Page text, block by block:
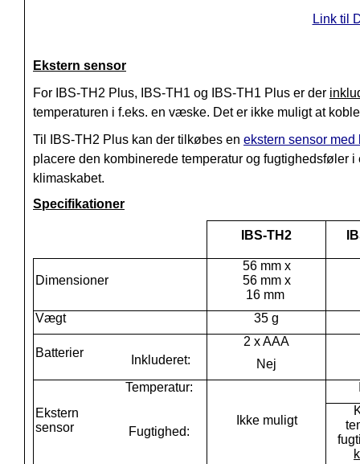
Link til
Ekstern sensor
For IBS-TH2 Plus, IBS-TH1 og IBS-TH1 Plus er der
temperaturen i f.eks. en væske. Det er ikke muligt at
Til IBS-TH2 Plus kan der tilkøbes en ekstern sensor med
placere den kombinerede temperatur og fugtighedsføler
klimaskabet.
Specifikationer
IBS-TH2
Dimensioner
56 mm x
56 mm x
16 mm
Vægt
35 g
Batterier
Inkluderet:
2 x AAA
Nej
Ekstern
sensor
Temperatur:
Ikke muligt
Fugtighed: